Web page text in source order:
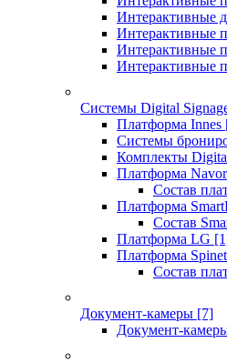
Интерактивные
Интерактивные
Интерактивные
Интерактивные
Системы Digital
Платформа Innes
Системы
Комплекты
Платформа
Состав
Платформа
Состав
Платформа LG
Платформа
Состав
Документ-камеры [7]
Документ-